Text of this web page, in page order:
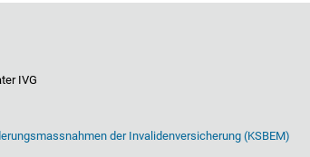
IVG
der Invalidenversicherung (KSBEM)